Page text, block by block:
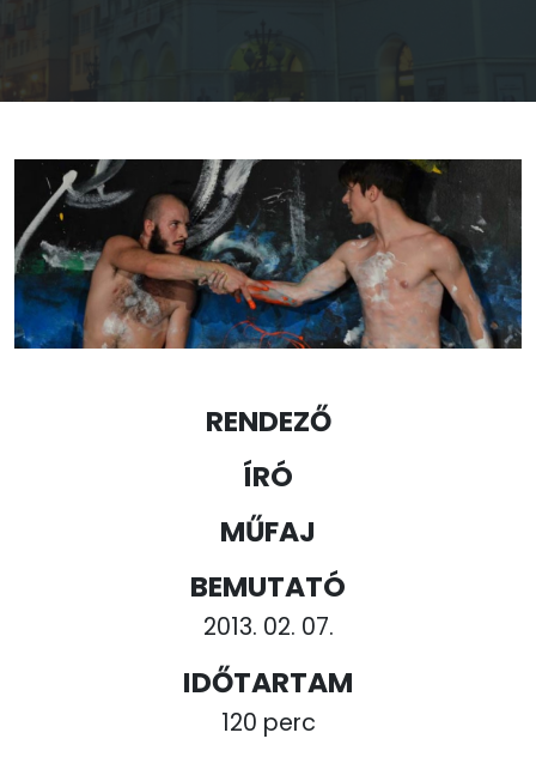
RENDEZŐ
ÍRÓ
MŰFAJ
BEMUTATÓ
2013. 02. 07.
IDŐTARTAM
120 perc